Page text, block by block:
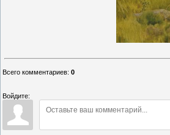
Всего комментариев: 0
Войдите: